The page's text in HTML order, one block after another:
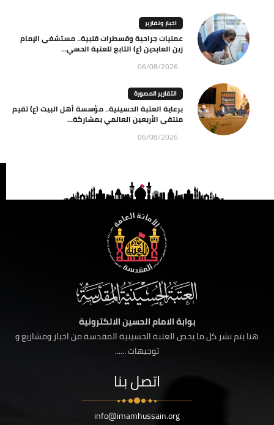
اخبار وتقارير
عمليات جراحية وقسطرات قلبية.. مستشفى الإمام
زين العابدين (ع) التابع للعتبة الحسي...
06/08/2026
التقارير المصورة
برعاية العتبة الحسينية.. مؤسسة أهل البيت (ع) تقيم
ملتقى الأربعين العالمي بمشاركة...
06/08/2026
بوابة الامام الحسين الالكترونية
هنا يتم نشر كل ما يخص العتبة الحسينية المقدسة من اخبار ومشاريع و
توجيهات ......
اتصل بنا
info@imamhussain.org